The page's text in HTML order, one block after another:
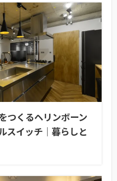
つくるヘリンボーン
スイッチ｜暮らしと